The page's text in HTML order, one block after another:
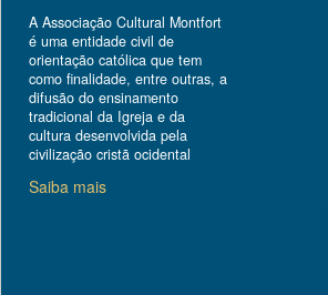
A Associação Cultural Montfort
é uma entidade civil de
orientação católica que tem
como finalidade, entre outras, a
difusão do ensinamento
tradicional da Igreja e da
cultura desenvolvida pela
civilização cristã ocidental
Saiba mais